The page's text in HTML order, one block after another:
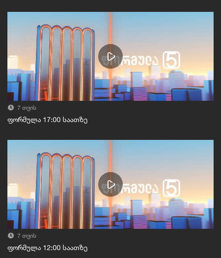
7 თვის
ფორმულა 17:00 საათზე
7 თვის
ფორმულა 12:00 საათზე